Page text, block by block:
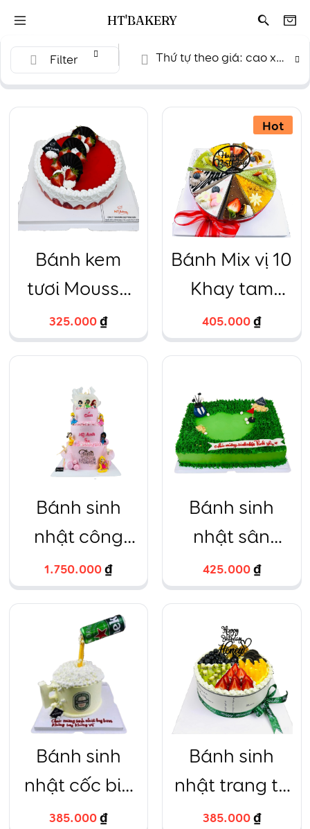
Filter Thứ tự theo giá: cao xuống thấp
Bánh kem
tươi Mousse
Dâu tây tròn
16cm – 12
325.000₫
Hot
Bánh Mix vị 10
Khay tam
giác Trà
xanh, Trứng
leo, Dâu tây,
Sô cô la Size
24 – Đặc biệt
405.000₫
Bánh sinh
nhật công
chúa 3 tầng
màu hồng 7
nàng tiên
HTBakery
1.750.000₫
Bánh sinh
nhật sân
tennis
425.000₫
Bánh sinh
nhật cốc bia
heineken
385.000₫
Bánh sinh
nhật trang trí
trái cây 6 ô
385.000₫
HT'BAKERY